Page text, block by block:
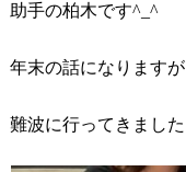
助手の柏木です^_^
年末の話になります
難波に行ってきまし